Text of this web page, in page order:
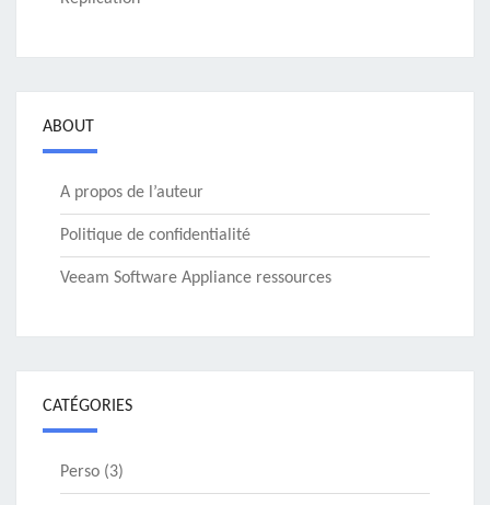
ABOUT
A propos de l’auteur
Politique de confidentialité
Veeam Software Appliance ressources
CATÉGORIES
Perso (3)